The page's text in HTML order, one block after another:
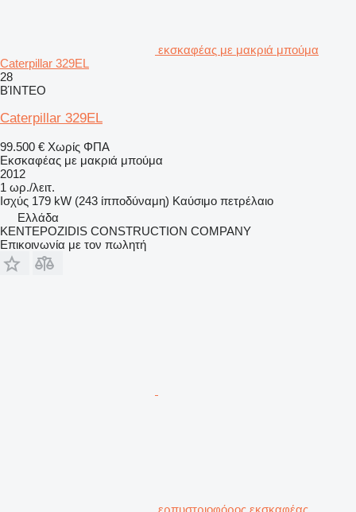
εκσκαφέας με μακριά μπούμα
Caterpillar 329EL
28
ΒΊΝΤΕΟ
Caterpillar 329EL
99.500 € Χωρίς ΦΠΑ
Εκσκαφέας με μακριά μπούμα
2012
1 ωρ./λειτ.
Ισχύς 179 kW (243 ίπποδύναμη) Καύσιμο πετρέλαιο
Ελλάδα
KENTEPOZIDIS CONSTRUCTION COMPANY
Επικοινωνία με τον πωλητή
ερπυστριοφόρος εκσκαφέας